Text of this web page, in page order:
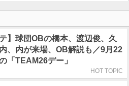
テ】球団OBの橋本、渡辺俊、久
、内が来場、OB解説も／9月22
「TEAM26デー」
HOT TOPIC